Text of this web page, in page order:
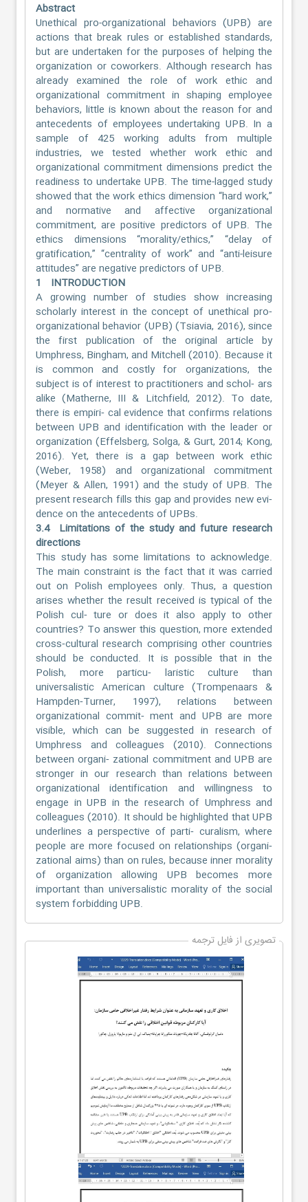
Abstract
Unethical pro-organizational behaviors (UPB) are
actions that break rules or established standards,
but are undertaken for the purposes of helping the
organization or coworkers. Although research has
already examined the role of work ethic and
organizational commitment in shaping employee
behaviors, little is known about the reason for and
antecedents of employees undertaking UPB. In a
sample of 425 working adults from multiple
industries, we tested whether work ethic and
organizational commitment dimensions predict the
readiness to undertake UPB. The time-lagged study
showed that the work ethics dimension “hard work,”
and normative and affective organizational
commitment, are positive predictors of UPB. The
ethics dimensions “morality/ethics,” “delay of
gratification,” “centrality of work” and “anti-leisure
attitudes” are negative predictors of UPB.
1 INTRODUCTION
A growing number of studies show increasing
scholarly interest in the concept of unethical pro‐
organizational behavior (UPB) (Tsiavia, 2016), since
the first publication of the original article by
Umphress, Bingham, and Mitchell (2010). Because it
is common and costly for organizations, the
subject is of interest to practitioners and schol‐ ars
alike (Matherne, III & Litchfield, 2012). To date,
there is empiri‐ cal evidence that confirms relations
between UPB and identification with the leader or
organization (Effelsberg, Solga, & Gurt, 2014; Kong,
2016). Yet, there is a gap between work ethic
(Weber, 1958) and organizational commitment
(Meyer & Allen, 1991) and the study of UPB. The
present research fills this gap and provides new evi‐
dence on the antecedents of UPBs.
3.4 Limitations of the study and future research
directions
This study has some limitations to acknowledge.
The main constraint is the fact that it was carried
out on Polish employees only. Thus, a question
arises whether the result received is typical of the
Polish cul‐ ture or does it also apply to other
countries? To answer this question, more extended
cross‐cultural research comprising other countries
should be conducted. It is possible that in the
Polish, more particu‐ laristic culture than
universalistic American culture (Trompenaars &
Hampden‐Turner, 1997), relations between
organizational commit‐ ment and UPB are more
visible, which can be suggested in research of
Umphress and colleagues (2010). Connections
between organi‐ zational commitment and UPB are
stronger in our research than relations between
organizational identification and willingness to
engage in UPB in the research of Umphress and
colleagues (2010). It should be highlighted that UPB
underlines a perspective of parti‐ curalism, where
people are more focused on relationships (organi‐
zational aims) than on rules, because inner morality
of organization allowing UPB becomes more
important than universalistic morality of the social
system forbidding UPB.
تصویری از فایل ترجمه